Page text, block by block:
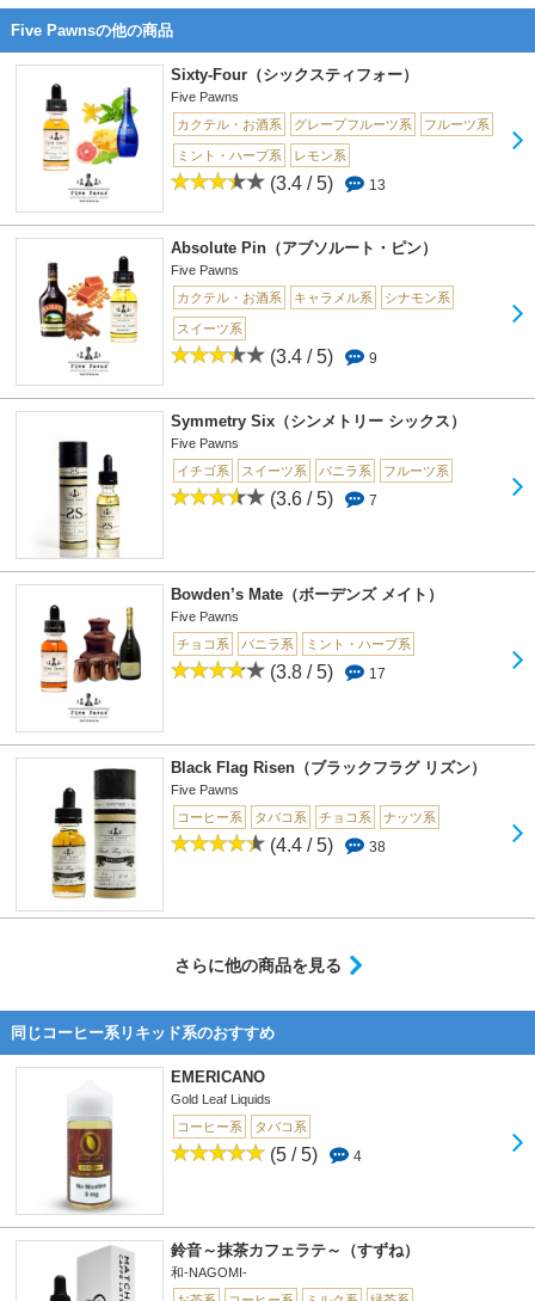
Five Pawnsの他の商品
Sixty-Four（シックスティフォー）
Five Pawns
カクテル・お酒系
グレープフルーツ系 フルーツ系
ミント・ハーブ系 レモン系
(3.4 / 5) 13
Absolute Pin（アブソルート・ピン）
Five Pawns
カクテル・お酒系
キャラメル系 シナモン系
スイーツ系
(3.4 / 5) 9
Symmetry Six（シンメトリー シックス）
Five Pawns
イチゴ系
スイーツ系 バニラ系 フルーツ系
(3.6 / 5) 7
Bowden’s Mate（ボーデンズ メイト）
Five Pawns
チョコ系
バニラ系 ミント・ハーブ系
(3.8 / 5) 17
Black Flag Risen（ブラックフラグ リズン）
Five Pawns
コーヒー系
タバコ系 チョコ系 ナッツ系
(4.4 / 5) 38
さらに他の商品を見る
同じコーヒー系リキッド系のおすすめ
EMERICANO
Gold Leaf Liquids
コーヒー系
タバコ系
(5 / 5) 4
鈴音～抹茶カフェラテ～（すずね）
和-NAGOMI-